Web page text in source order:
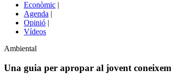
Econòmic |
Agenda |
Opinió |
Vídeos
Àmbit
la
notícia
Ambiental
Una guia per apropar al jovent